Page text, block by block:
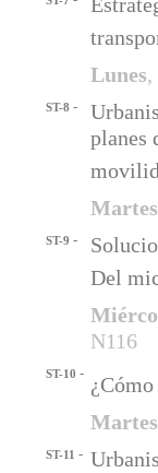
Lunes,
ST-8 -
planes
Martes
ST-9 -
Del
N116
ST-10 -
Martes
ST-11 -